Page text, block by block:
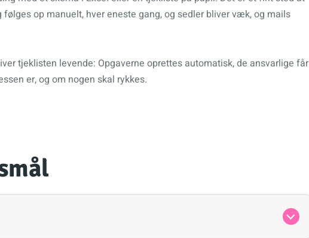
op manuelt, hver eneste gang, og sedler bliver væk, og mails
tjeklisten levende: Opgaverne oprettes automatisk, de ansvarlige får
er, og om nogen skal rykkes.